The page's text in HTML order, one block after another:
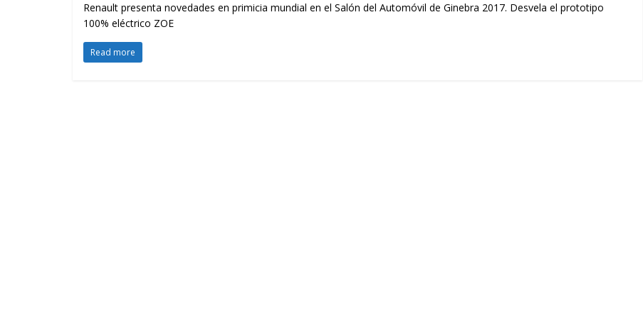
Renault presenta novedades en primicia mundial en el Salón del Automóvil de Ginebra 2017. Desvela el prototipo
100% eléctrico ZOE
Read more